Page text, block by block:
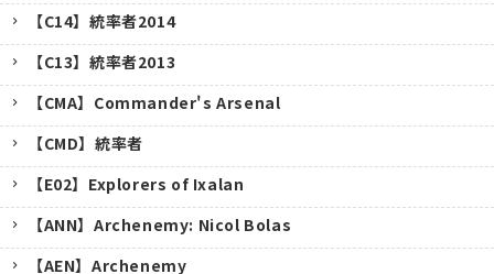
【C14】統率者2014
【C13】統率者2013
【CMA】Commander's Arsenal
【CMD】統率者
【E02】Explorers of Ixalan
【ANN】Archenemy: Nicol Bolas
【AEN】Archenemy